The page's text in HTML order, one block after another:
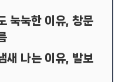
눅눅한 이유, 창문
새 나는 이유, 발보